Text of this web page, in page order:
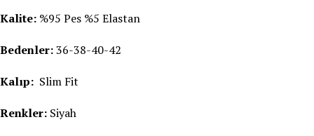
Kalite: %95 Pes %5 Elastan
Bedenler:36-38-40-42
Kalıp: Slim Fit
Renkler: Siyah